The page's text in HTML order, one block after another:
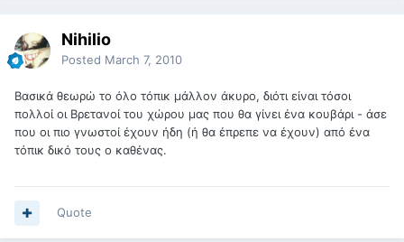
Nihilio
Posted March 7, 2010
Βασικά θεωρώ το όλο τόπικ μάλλον άκυρο, διότι είναι τόσοι
πολλοί οι Βρετανοί του χώρου μας που θα γίνει ένα κουβάρι - άσε
που οι πιο γνωστοί έχουν ήδη (ή θα έπρεπε να έχουν) από ένα
τόπικ δικό τους ο καθένας.
Quote